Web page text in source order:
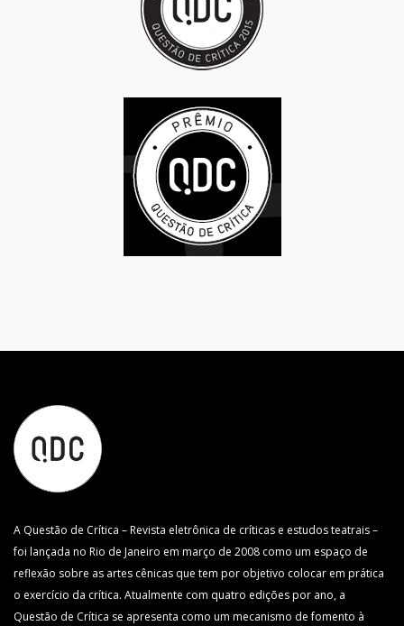
A Questão de Crítica – Revista eletrônica de críticas e estudos teatrais –
foi lançada no Rio de Janeiro em março de 2008 como um espaço de
reflexão sobre as artes cênicas que tem por objetivo colocar em prática
o exercício da crítica. Atualmente com quatro edições por ano, a
Questão de Crítica se apresenta como um mecanismo de fomento à